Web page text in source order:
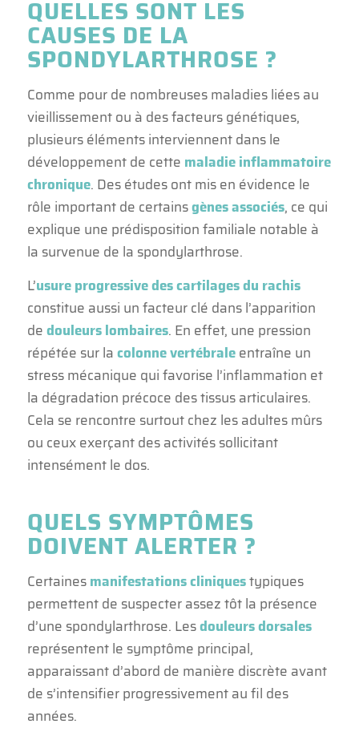
QUELLES SONT LES
CAUSES DE LA
SPONDYLARTHROSE ?
Comme pour de nombreuses maladies liées au
vieillissement ou à des facteurs génétiques,
plusieurs éléments interviennent dans le
développement de cette maladie inflammatoire
chronique. Des études ont mis en évidence le
rôle important de certainsgènes associés, ce qui
explique une prédisposition familiale notable à
la survenue de la spondylarthrose.
L’usure progressive des cartilages du rachis
constitue aussi un facteur clé dans l’apparition
dedouleurs lombaires. En effet, une pression
répétée sur lacolonne vertébraleentraîne un
stress mécanique qui favorise l’inflammation et
la dégradation précoce des tissus articulaires.
Cela se rencontre surtout chez les adultes mûrs
ou ceux exerçant des activités sollicitant
intensément le dos.
QUELS SYMPTÔMES
DOIVENT ALERTER ?
Certainesmanifestations cliniquestypiques
permettent de suspecter assez tôt la présence
d’une spondylarthrose. Lesdouleurs dorsales
représentent le symptôme principal,
apparaissant d’abord de manière discrète avant
de s’intensifier progressivement au fil des
années.